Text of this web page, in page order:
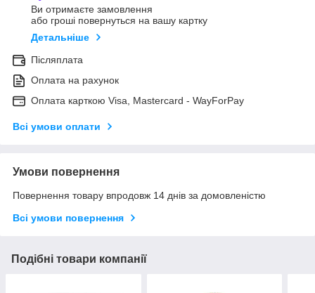
Ви отримаєте замовлення
або гроші повернуться на вашу картку
Детальніше
Післяплата
Оплата на рахунок
Оплата карткою Visa, Mastercard - WayForPay
Всі умови оплати
Умови повернення
Повернення товару впродовж 14 днів за домовленістю
Всі умови повернення
Подібні товари компанії